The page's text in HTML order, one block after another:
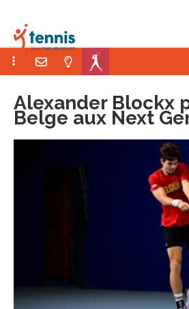
Alexander Blockx
Belge aux Next